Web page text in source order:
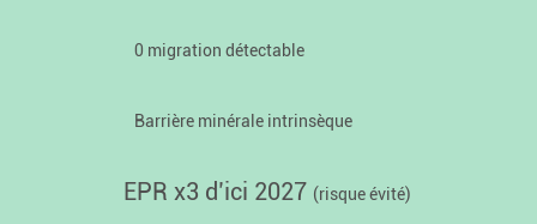
0 migration détectable
Barrière minérale intrinsèque
EPR x3 d’ici 2027 (risque évité)